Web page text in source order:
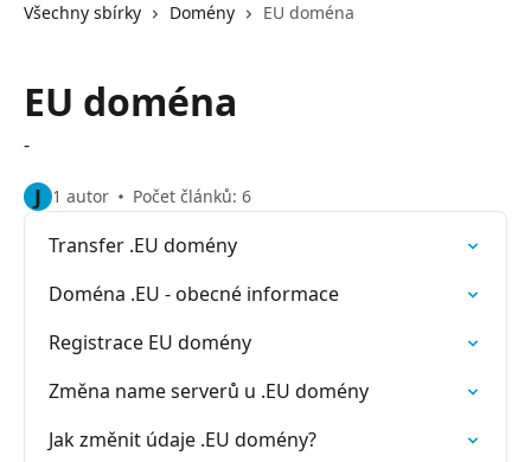
Všechny sbírky Domény EU doména
EU doména
-
J 1 autor Počet článků: 6
Transfer .EU domény
Doména .EU - obecné informace
Registrace EU domény
Změna name serverů u .EU domény
Jak změnit údaje .EU domény?